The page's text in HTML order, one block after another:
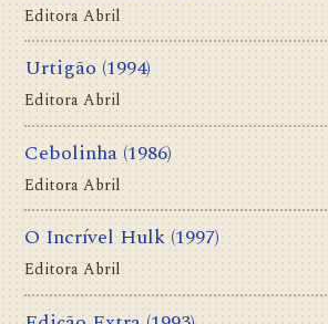
Editora Abril
Urtigão (1994)
Editora Abril
Cebolinha (1986)
Editora Abril
O Incrível Hulk (1997)
Editora Abril